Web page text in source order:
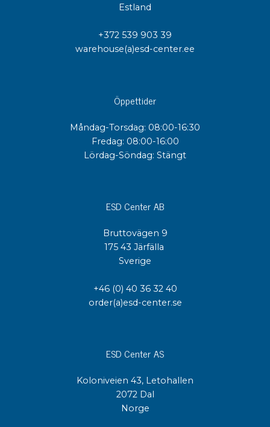
Estland
+372 539 903 39
warehouse(a)esd-center.ee
Öppettider
Måndag-Torsdag: 08:00-16:30
Fredag: 08:00-16:00
Lördag-Söndag: Stängt
ESD Center AB
Bruttovägen 9
175 43 Järfälla
Sverige
+46 (0) 40 36 32 40
order(a)esd-center.se
ESD Center AS
Koloniveien 43, Letohallen
2072 Dal
Norge